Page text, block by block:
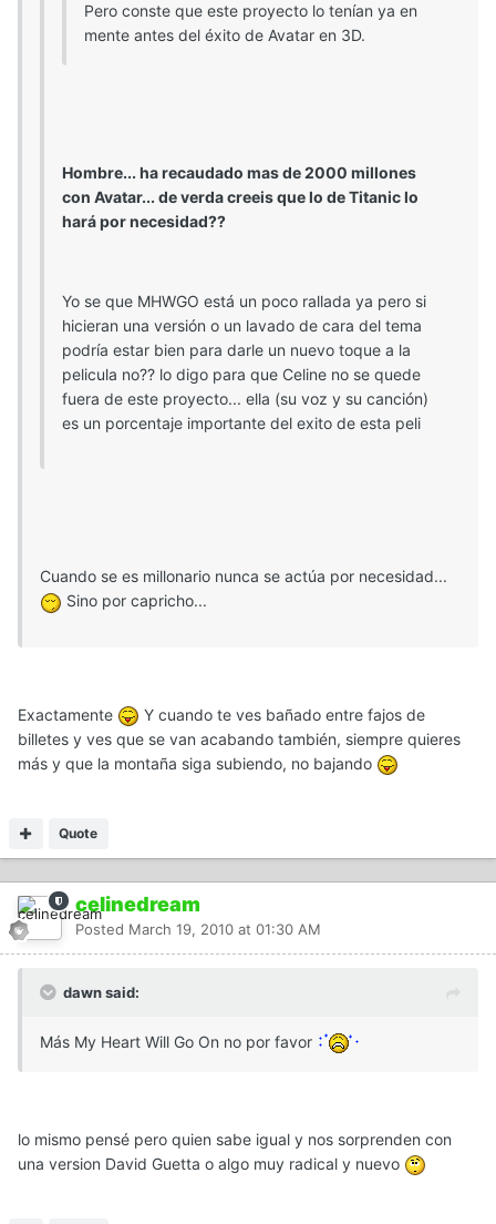
Pero conste que este proyecto lo tenían ya en
mente antes del éxito de Avatar en 3D.
Hombre... ha recaudado mas de 2000 millones
con Avatar... de verda creeis que lo de Titanic lo
hará por necesidad??
Yo se que MHWGO está un poco rallada ya pero si
hicieran una versión o un lavado de cara del tema
podría estar bien para darle un nuevo toque a la
pelicula no?? lo digo para que Celine no se quede
fuera de este proyecto... ella (su voz y su canción)
es un porcentaje importante del exito de esta peli
Cuando se es millonario nunca se actúa por necesidad...
Sino por capricho...
Exactamente
Y cuando te ves bañado entre fajos de
billetes y ves que se van acabando también, siempre quieres
más y que la montaña siga subiendo, no bajando
Quote
celinedream
Posted March 19, 2010 at 01:30 AM
dawn said:
Más My Heart Will Go On no por favor
lo mismo pensé pero quien sabe igual y nos sorprenden con
una version David Guetta o algo muy radical y nuevo